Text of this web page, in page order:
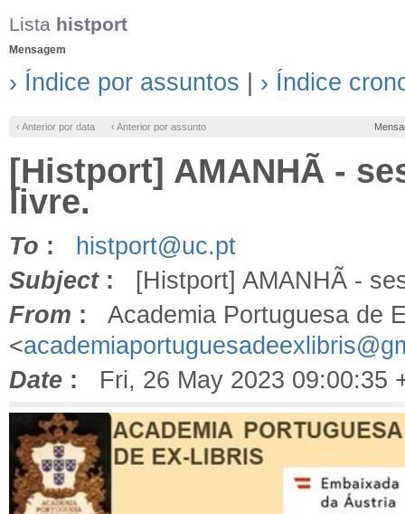
Lista histport
Mensagem
› Índice por assuntos › Índice
‹ Anterior por data ‹ Anterior por assunto
[Histport] AMANHÃ -
livre.
To :
histport@uc.pt
Subject: [Histport] AMANHÃ -
From : Academia Portuguesa de
<
Date : Fri, 26 May 2023 09:00:35